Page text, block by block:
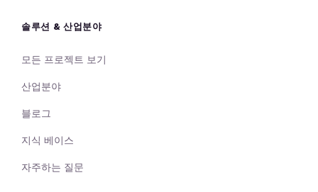
솔루션 & 산업분야
모든 프로젝트 보기
산업분야
블로그
지식 베이스
자주하는 질문